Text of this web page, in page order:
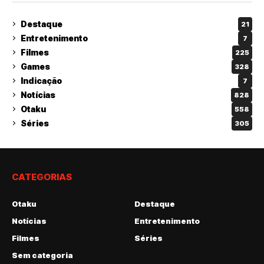
Destaque 21
Entretenimento 7
Filmes 225
Games 328
Indicação 7
Notícias 828
Otaku 558
Séries 305
CATEGORIAS
Otaku
Destaque
Notícias
Entretenimento
Filmes
Séries
Sem categoria